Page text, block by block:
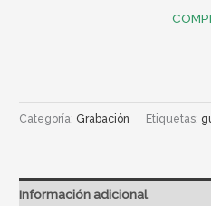
Categoría: Grabación Etiquetas:
Información adicional